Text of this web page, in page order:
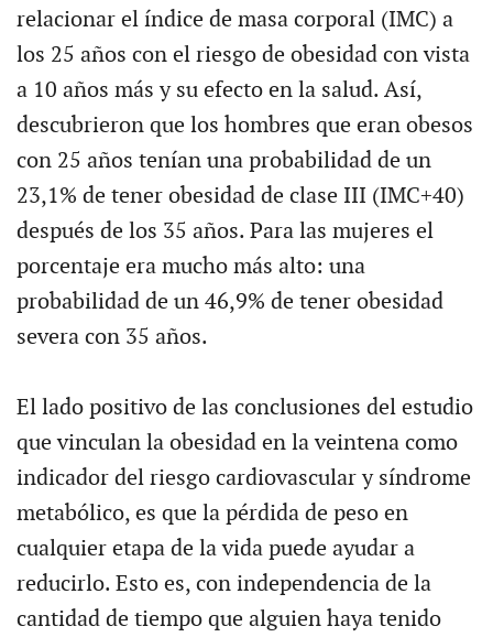
relacionar el índice de masa corporal (IMC) a
los 25 años con el riesgo de obesidad con vista
a 10 años más y su efecto en la salud. Así,
descubrieron que los hombres que eran obesos
con 25 años tenían una probabilidad de un
23,1% de tener obesidad de clase III (IMC+40)
después de los 35 años. Para las mujeres el
porcentaje era mucho más alto: una
probabilidad de un 46,9% de tener obesidad
severa con 35 años.
El lado positivo de las conclusiones del estudio
que vinculan la obesidad en la veintena como
indicador del riesgo cardiovascular y síndrome
metabólico, es que la pérdida de peso en
cualquier etapa de la vida puede ayudar a
reducirlo. Esto es, con independencia de la
cantidad de tiempo que alguien haya tenido